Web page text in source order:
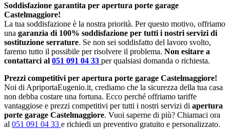
Soddisfazione garantita per apertura porte garage
Castelmaggiore!
La tua soddisfazione è la nostra priorità. Per questo motivo, offriamo
una garanzia di 100% soddisfazione per tutti i nostri servizi di
sostituzione serrature. Se non sei soddisfatto del lavoro svolto,
faremo tutto il possibile per risolvere il problema. Non esitare a
contattarci al 051 091 04 33 per qualsiasi domanda o richiesta.
Prezzi competitivi per apertura porte garage Castelmaggiore!
Noi di ApriportaEugenio.it, crediamo che la sicurezza della tua casa
non debba costare una fortuna. Ecco perché offriamo tariffe
vantaggiose e prezzi competitivi per tutti i nostri servizi di apertura
porte garage Castelmaggiore. Vuoi saperne di più? Chiamaci ora
al 051 091 04 33 e richiedi un preventivo gratuito e personalizzato.